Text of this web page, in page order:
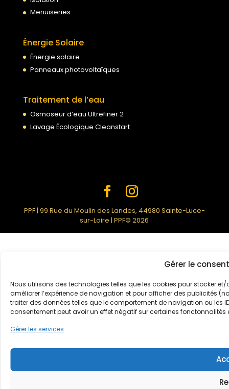
Gérer le
Nous utilisons des technologies telles que les cookies pour stocker
améliorer l’expérience de navigation et pour afficher des publicités
traiter des données telles que le comportement de navigation ou les
consentement peut avoir un effet négatif sur certaines fonctonnalités
Gérer les services
Menuiseries
Énergie Solaire
Énergie solaire
Panneaux photovoltaïques
Traitement de l’eau
Osmoseur d’eau Ultrefiner 2
Lavage Écologique Cleanstart
PPF | 99 Rue du Moulin des Landes, 44980 Sainte-Luce-
sur-Loire | PPF© 2026